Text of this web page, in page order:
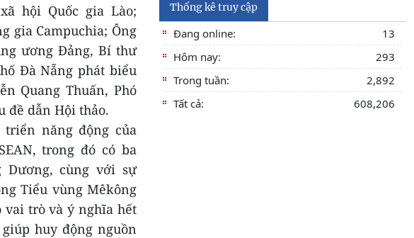
hội Quốc gia Lào;
gia Campuchia; Ông
ương Đảng, Bí thư
Đà Nẵng phát biểu
Quang Thuấn, Phó
đề dẫn Hội thảo.
triển năng động của
trong đó có ba
Dương, cùng với sự
Tiểu vùng Mêkông
vai trò và ý nghĩa hết
huy động nguồn
Thống kê truy cập
Đang online:
13
Hôm nay:
293
Trong tuần:
2,892
Tất cả:
608,206